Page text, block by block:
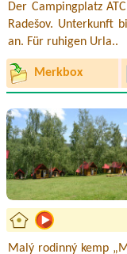
Der Campingplatz
Radešov. Unterkunft
an. Für ruhigen Urla..
Merkbox
Malý rodinný kemp